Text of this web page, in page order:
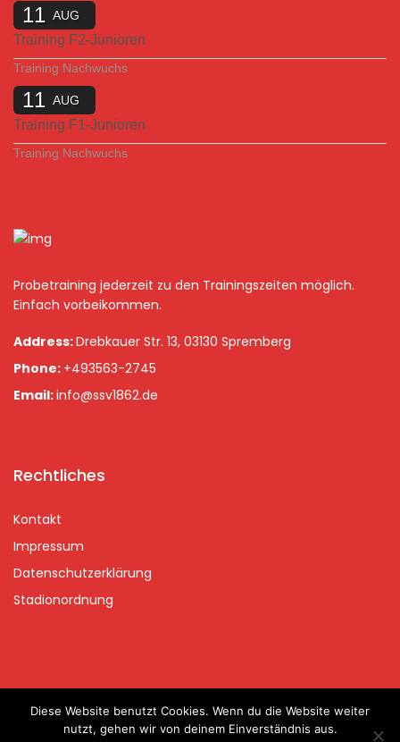
11 AUG
Training F2-Junioren
Training Nachwuchs
11 AUG
Training F1-Junioren
Training Nachwuchs
Probetraining jederzeit zu den Trainingszeiten möglich.
Einfach vorbeikommen.
Address:Drebkauer Str. 13, 03130 Spremberg
Phone: +493563-2745
Email:info@ssv1862.de
Rechtliches
Kontakt
Impressum
Datenschutzerklärung
Stadionordnung
Copyrights © 2020 Spremberger SV 2020 | handcraftet with
Diese Website benutzt Cookies. Wenn du die Website weiter
nutzt, gehen wir von deinem Einverständnis aus.